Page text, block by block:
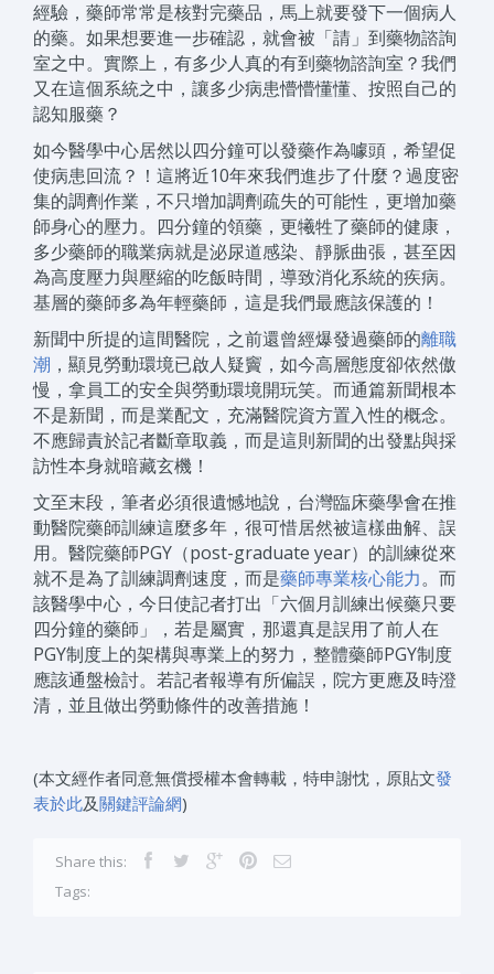
經驗，藥師常常是核對完藥品，馬上就要發下一個病人
的藥。如果想要進一步確認，就會被「請」到藥物諮詢
室之中。實際上，有多少人真的有到藥物諮詢室？我們
又在這個系統之中，讓多少病患懵懵懂懂、按照自己的
認知服藥？
如今醫學中心居然以四分鐘可以發藥作為噱頭，希望促
使病患回流？！這將近10年來我們進步了什麼？過度密
集的調劑作業，不只增加調劑疏失的可能性，更增加藥
師身心的壓力。四分鐘的領藥，更犧牲了藥師的健康，
多少藥師的職業病就是泌尿道感染、靜脈曲張，甚至因
為高度壓力與壓縮的吃飯時間，導致消化系統的疾病。
基層的藥師多為年輕藥師，這是我們最應該保護的！
新聞中所提的這間醫院，之前還曾經爆發過藥師的離職
潮 ，顯見勞動環境已啟人疑竇，如今高層態度卻依然傲
慢，拿員工的安全與勞動環境開玩笑。而通篇新聞根本
不是新聞，而是業配文，充滿醫院資方置入性的概念。
不應歸責於記者斷章取義，而是這則新聞的出發點與採
訪性本身就暗藏玄機！
文至末段，筆者必須很遺憾地說，台灣臨床藥學會在推
動醫院藥師訓練這麼多年，很可惜居然被這樣曲解、誤
用。醫院藥師PGY（post-graduate year）的訓練從來
就不是為了訓練調劑速度，而是藥師專業核心能力。而
該醫學中心，今日使記者打出「六個月訓練出候藥只要
四分鐘的藥師」，若是屬實，那還真是誤用了前人在
PGY制度上的架構與專業上的努力，整體藥師PGY制度
應該通盤檢討。若記者報導有所偏誤，院方更應及時澄
清，並且做出勞動條件的改善措施！
(本文經作者同意無償授權本會轉載，特申謝忱，原貼文發
表於此及關鍵評論網)
Share this:
Tags: